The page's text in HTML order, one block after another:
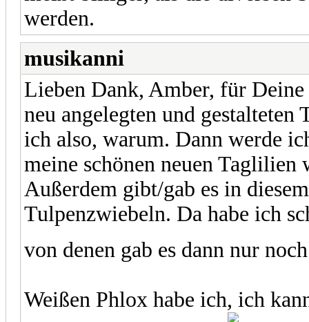
werden.
musikanni
Lieben Dank, Amber, für
neu angelegten und
ich also, warum. Dann werde
meine schönen neuen
Außerdem gibt/gab es in
Tulpenzwiebeln. Da habe ich
von denen gab es dann nur
Weißen Phlox habe ich, ich